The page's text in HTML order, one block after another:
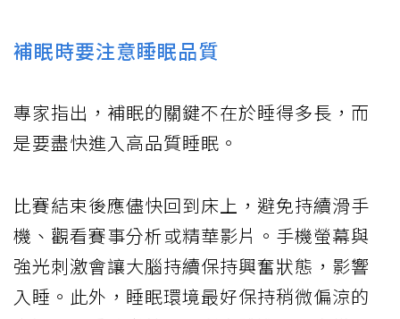
補眠時要注意睡眠品質
專家指出，補眠的關鍵不在於睡得多長，而
是要盡快進入高品質睡眠。
比賽結束後應儘快回到床上，避免持續滑手
機、觀看賽事分析或精華影片。手機螢幕與
強光刺激會讓大腦持續保持興奮狀態，影響
入睡。此外，睡眠環境最好保持稍微偏涼的